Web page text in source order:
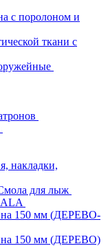
с поролоном и
ткани с
накладки,
для лыж
150 мм (ДЕРЕВО-
150 мм (ДЕРЕВО)